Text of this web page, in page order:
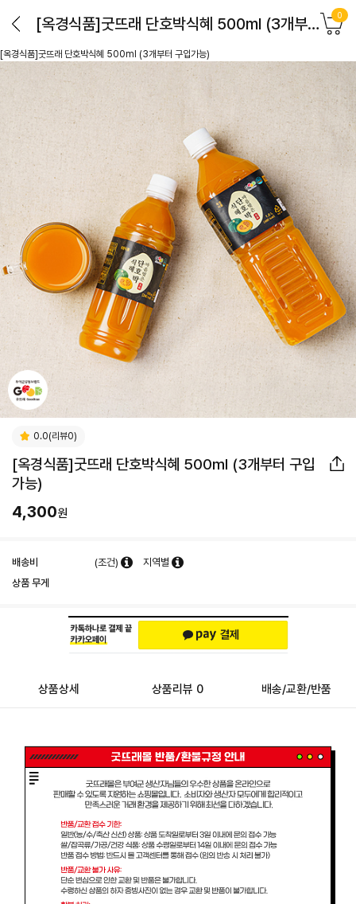
[옥경식품]굿뜨래 단호박식혜 500ml (3개부터 구입가능) 0
[옥경식품]굿뜨래 단호박식혜 500ml (3개부터 구입가능)
0.0(리뷰0)
[옥경식품]굿뜨래 단호박식혜 500ml (3개부터 구입
가능)
4,300원
배송비 (조건)
지역별
상품 무게
상품상세 상품리뷰 0 배송/교환/반품